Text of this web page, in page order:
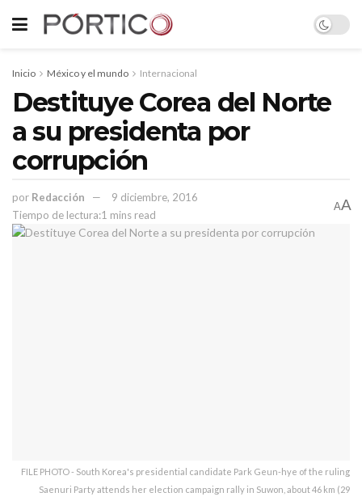
Inicio México y el mundo Internacional
Destituye Corea del Norte
a su presidenta por
corrupción
por Redacción
9 diciembre, 2016
Tiempo de lectura:1 mins read
AA
FILE PHOTO - South Korea's presidential candidate Park Geun-hye of the ruling
Saenuri Party attends her election campaign rally in Suwon, about 46 km (29